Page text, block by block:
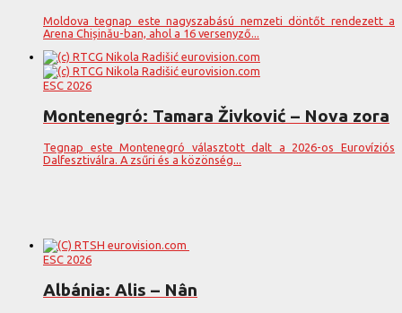
Moldova tegnap este nagyszabású nemzeti döntőt rendezett a
Arena Chișinău-ban, ahol a 16 versenyző...
ESC 2026
Montenegró: Tamara Živković – Nova zora
Tegnap este Montenegró választott dalt a 2026-os Eurovíziós
Dalfesztiválra. A zsűri és a közönség...
ESC 2026
Albánia: Alis – Nân